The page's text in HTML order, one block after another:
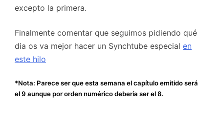
excepto la primera.
Finalmente comentar que seguimos pidiendo qué
dia os va mejor hacer un Synchtube especial en
este hilo
*Nota: Parece ser que esta semana el capítulo emitido será
el 9 aunque por orden numérico debería ser el 8.